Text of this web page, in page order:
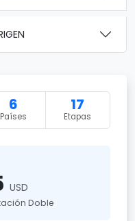
6
Países
17
Etapas
USD
Doble